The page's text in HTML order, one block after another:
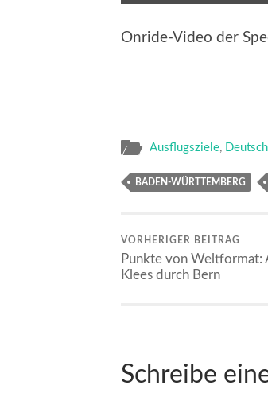
Onride-Video der
Ausflugsziele,
BADEN-WÜRTTEMBERG
VORHERIGER BEITRAG
Punkte von Weltformat:
Klees durch Bern
Schreibe